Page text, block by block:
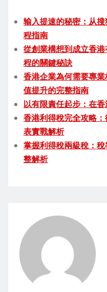
输入提速的秘密：从
程指南
從創業構想到成立香
程的關鍵秘訣
香港企業為何需要專
值提升的完整指南
以有限責任起步：在
香港利得稅完全攻略
表實戰解析
掌握利得稅兩級稅：
整解析